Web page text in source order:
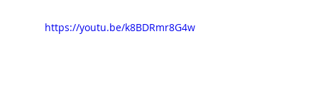
https://youtu.be/k8BDRmr8G4w